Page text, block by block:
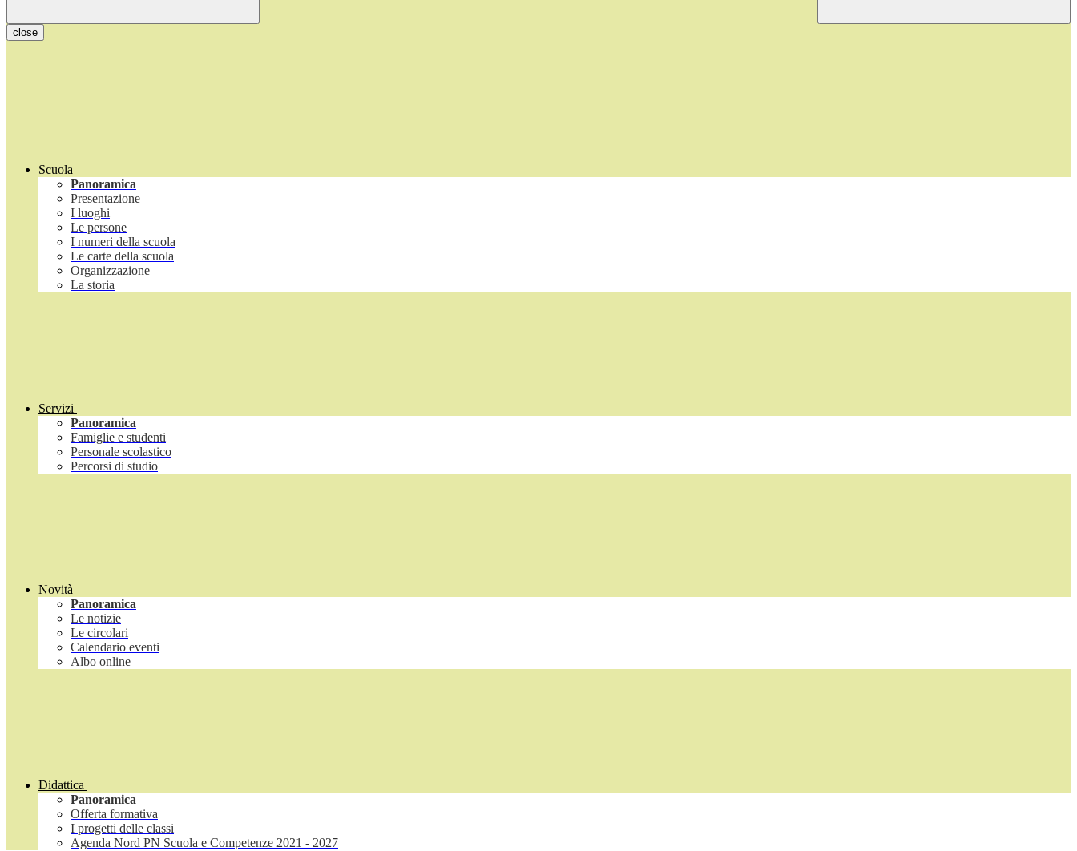
close
Scuola
Panoramica
Presentazione
I luoghi
Le persone
I numeri della scuola
Le carte della scuola
Organizzazione
La storia
Servizi
Panoramica
Famiglie e studenti
Personale scolastico
Percorsi di studio
Novità
Panoramica
Le notizie
Le circolari
Calendario eventi
Albo online
Didattica
Panoramica
Offerta formativa
I progetti delle classi
Agenda Nord PN Scuola e Competenze 2021 - 2027